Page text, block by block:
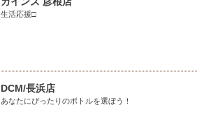
生活応援□
DCM/長浜店
あなたにぴったりのボトルを選ぼう！